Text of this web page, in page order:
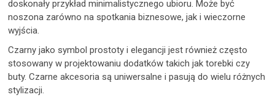
doskonały przykład minimalistycznego ubioru. Może być
noszona zarówno na spotkania biznesowe, jak i wieczorne
wyjścia.
Czarny jako symbol prostoty i elegancji jest również często
stosowany w projektowaniu dodatków takich jak torebki czy
buty. Czarne akcesoria są uniwersalne i pasują do wielu różnych
stylizacji.